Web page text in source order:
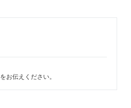
をお伝えください。